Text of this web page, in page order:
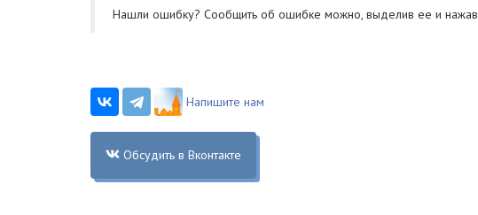
Нашли ошибку? Cообщить об ошибке можно, выделив ее и нажав
Напишите нам
Обсудить в Вконтакте